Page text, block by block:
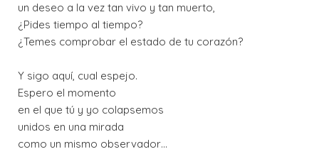
un deseo a la vez tan vivo y tan muerto,
¿Pides tiempo al tiempo?
¿Temes comprobar el estado de tu corazón?
Y sigo aquí, cual espejo.
Espero el momento
en el que tú y yo colapsemos
unidos en una mirada
como un mismo observador…